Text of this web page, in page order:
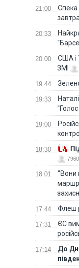
21:00
Спека
20:33
20:00
США і
ЗМІ
19:44
19:33
"Голос
19:00
18:30
7960
18:01
"Вони
17:44 Флеш
17:31
ЄС
17:14
До